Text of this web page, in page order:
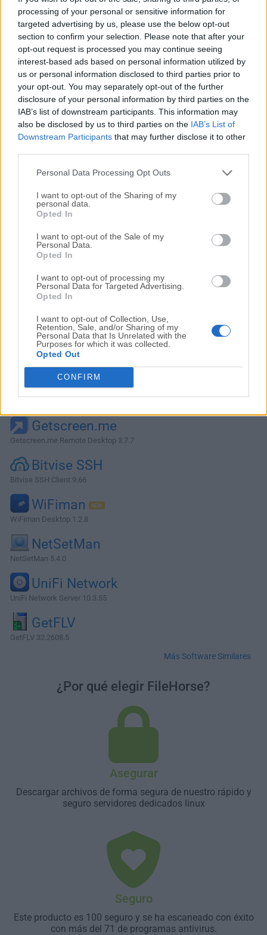
processing of your personal or sensitive information for
targeted advertising by us, please use the below opt-out
section to confirm your selection. Please note that after your
opt-out request is processed you may continue seeing
interest-based ads based on personal information utilized by
us or personal information disclosed to third parties prior to
your opt-out. You may separately opt-out of the further
disclosure of your personal information by third parties on the
IAB’s list of downstream participants. This information may
also be disclosed by us to third parties on the IAB’s List of
Downstream Participants that may further disclose it to other
Personal Data Processing Opt Outs
I want to opt-out of the Sharing of my
personal data.
Opted In
I want to opt-out of the Sale of my
Personal Data.
Opted In
I want to opt-out of processing my
Personal Data for Targeted Advertising.
Opted In
I want to opt-out of Collection, Use,
Retention, Sale, and/or Sharing of my
Personal Data that Is Unrelated with the
Purposes for which it was collected.
Opted Out
CONFIRM
Octoparse es un software de cliente gratuito para Windows
AI Web Scraping Software que convierte sitios web en
tablas de datos estructuradas sin necesidad de
codificación. ¡Es fácil y gratis! ¡Extrae datos web
automáticamente de sitios en cuestión de minutos!
¡Impresionante AI Web Scraping Tool y Free Web Crawlers
para PC!¡Extrae datos de cualquier sitio web en pocos
minutos (solución sin codificación) - Pruébalo GRATIS! El
único asistente de extracción web con IA que
necesitasAccede al poder ilimitado de la IA, directamente
dentro de Octoparse. Empieza más rápido con la detección
automática y recibe consejos oportunos en cada ...
Alternativas y Software Similar
Getscreen.me
Getscreen.me Remote Desktop 3.7.7
Bitvise SSH
Bitvise SSH Client 9.66
WiFiman
WiFiman Desktop 1.2.8
NetSetMan
NetSetMan 5.4.0
UniFi Network
UniFi Network Server 10.3.55
GetFLV
GetFLV 32.2608.5
Más Software Similares
¿Por qué elegir FileHorse?
Asegurar
Descargar archivos de forma segura de nuestro rápido y
seguro servidores dedicados linux
Seguro
Este producto es 100 seguro y se ha escaneado con éxito
con más del 71 de programas antivirus.